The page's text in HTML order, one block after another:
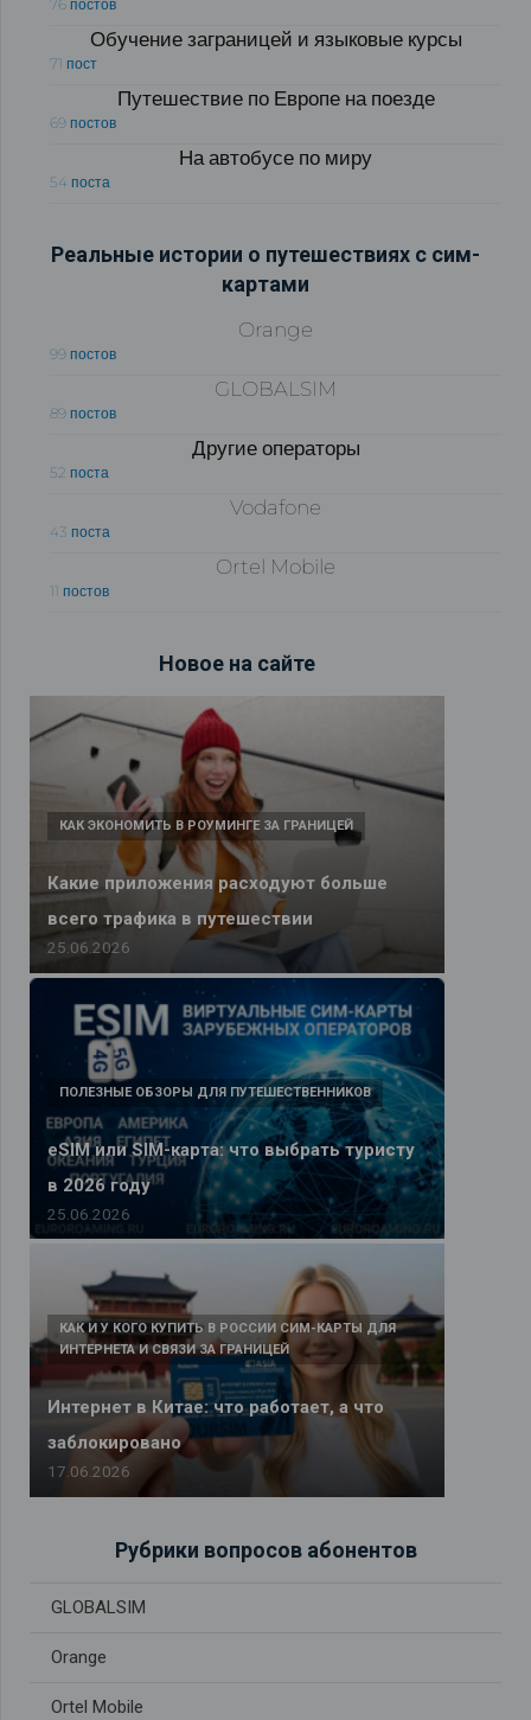
76 постов
Обучение заграницей и языковые курсы
71 пост
Путешествие по Европе на поезде
69 постов
На автобусе по миру
54 поста
Реальные истории о путешествиях с сим-
картами
Orange
99 постов
GLOBALSIM
89 постов
Другие операторы
52 поста
Vodafone
43 поста
Ortel Mobile
11 постов
Новое на сайте
Какие приложения расходуют больше
всего трафика в путешествии
КАК ЭКОНОМИТЬ В РОУМИНГЕ ЗА ГРАНИЦЕЙ
25.06.2026
eSIM или SIM-карта: что выбрать туристу
в 2026 году
ПОЛЕЗНЫЕ ОБЗОРЫ ДЛЯ ПУТЕШЕСТВЕННИКОВ
25.06.2026
Интернет в Китае: что работает, а что
заблокировано
КАК И У КОГО КУПИТЬ В РОССИИ СИМ-КАРТЫ ДЛЯ
ИНТЕРНЕТА И СВЯЗИ ЗА ГРАНИЦЕЙ
17.06.2026
Рубрики вопросов абонентов
GLOBALSIM
Orange
Ortel Mobile